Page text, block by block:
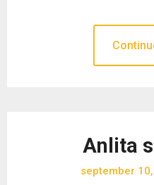
Anlita
september